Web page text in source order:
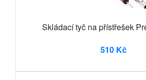
Skládací tyč na přístřešek
510 Kč